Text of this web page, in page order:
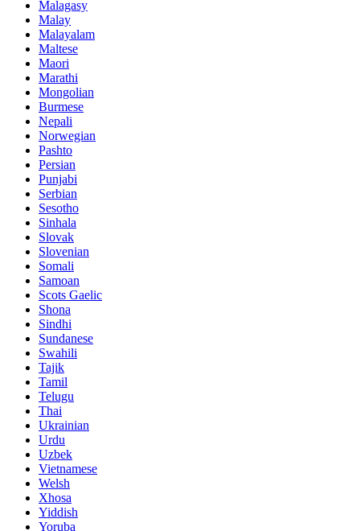
Malagasy
Malay
Malayalam
Maltese
Maori
Marathi
Mongolian
Burmese
Nepali
Norwegian
Pashto
Persian
Punjabi
Serbian
Sesotho
Sinhala
Slovak
Slovenian
Somali
Samoan
Scots Gaelic
Shona
Sindhi
Sundanese
Swahili
Tajik
Tamil
Telugu
Thai
Ukrainian
Urdu
Uzbek
Vietnamese
Welsh
Xhosa
Yiddish
Yoruba